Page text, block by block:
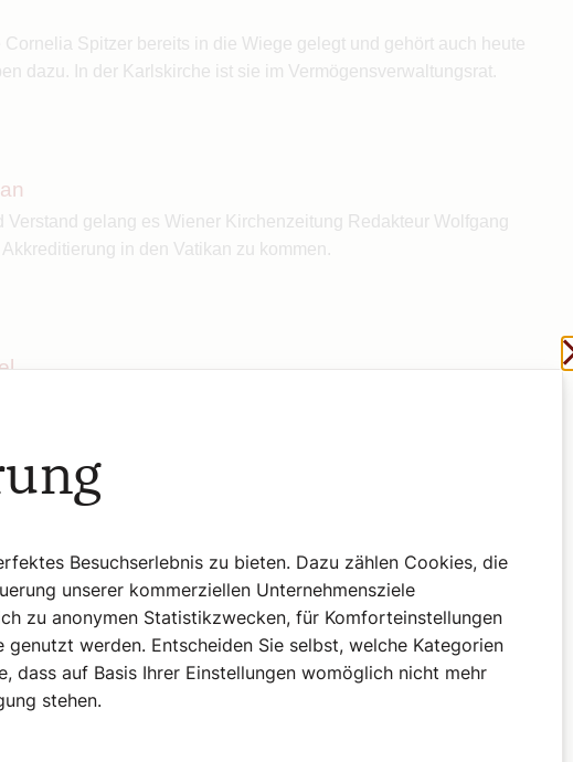
Cornelia Spitzer bereits in die Wiege gelegt und gehört auch heute
dazu. In der Karlskirche ist sie im Vermögensverwaltungsrat.
Verstand gelang es Wiener Kirchenzeitung Redakteur Wolfgang
Akkreditierung in den Vatikan zu kommen.
seinen Briefen…
Paul (29. Juni) werden von alters her jedes Jahr die Priester
bringt die Namen jener Seelsorger, die 1954, 1959, 1964,
wurden.
Lauringer hat zur Sonntags-Jause Alexander Wimmer im
Besuchserlebnis zu bieten. Dazu zählen Cookies, die
unserer kommerziellen Unternehmensziele
zu anonymen Statistikzwecken, für Komforteinstellungen
werden. Entscheiden Sie selbst, welche Kategorien
dass auf Basis Ihrer Einstellungen womöglich nicht mehr
stehen.